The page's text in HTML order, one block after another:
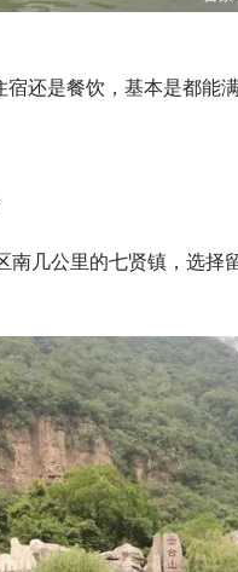
还是餐饮，基本是都能
几公里的七贤镇，选择